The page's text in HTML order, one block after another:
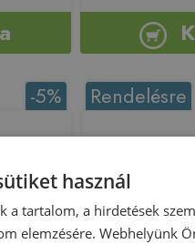
-5% Rendelésre
használ
a tartalom, a hirdetések
elemzésére. Webhelyünk